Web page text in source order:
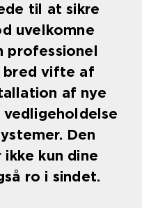
til at sikre
uvelkomne
professionel
bred vifte af
af nye
Den
kun dine
ro i sindet.